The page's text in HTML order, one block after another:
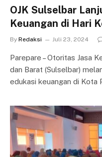
OJK Sulselbar
Keuangan di Hari
By Redaksi Juli 23, 2024
Parepare – Otoritas Jasa
dan Barat (Sulselbar)
edukasi keuangan di Kota